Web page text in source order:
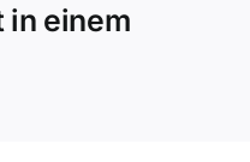
in einem